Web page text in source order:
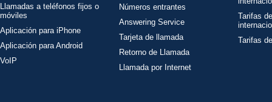
Llamadas a teléfonos fijos o
móviles
Aplicación para iPhone
Aplicación para Android
VoIP
Números entrantes
Answering Service
Tarjeta de llamada
Retorno de Llamada
Llamada por Internet
Tarifas
Tarifas